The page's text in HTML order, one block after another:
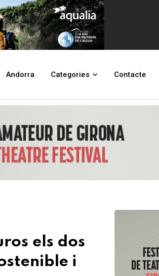
Andorra Categories Contacte
sostenible i la prevenció d'incendis forestals
els dos
i